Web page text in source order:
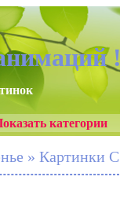
категории
» Картинки